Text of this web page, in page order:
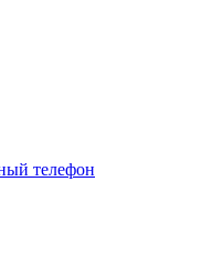
телефон